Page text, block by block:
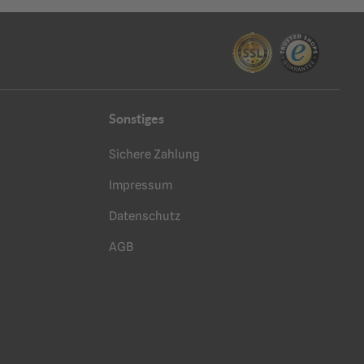
Sonstiges
Sichere Zahlung
Impressum
Datenschutz
AGB